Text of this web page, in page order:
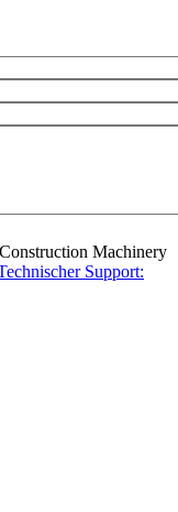
Machinery
Support: